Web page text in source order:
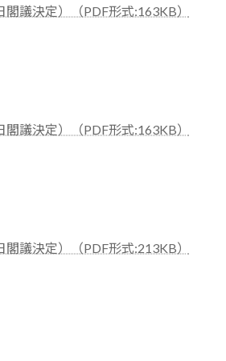
議決定）（PDF形式:163KB）
議決定）（PDF形式:163KB）
議決定）（PDF形式:213KB）